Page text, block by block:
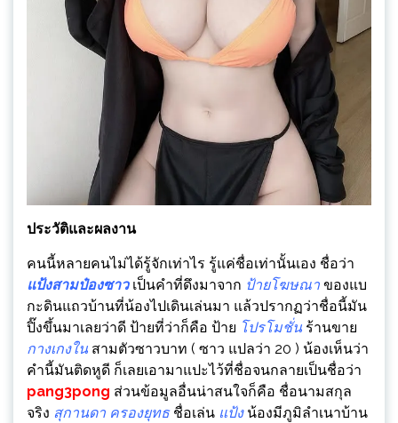
ประวัติและผลงาน
คนนี้หลายคนไม่ได้รู้จักเท่าไร รู้แค่ชื่อเท่านั้นเอง ชื่อว่า
แป้งสามป๋องซาวเป็นคำที่ดึงมาจาก ป้ายโฆษณา ของแบ
กะดินแถวบ้านที่น้องไปเดินเล่นมา แล้วปรากฏว่าชื่อนี้มัน
ปิ๊งขึ้นมาเลยว่าดี ป้ายที่ว่าก็คือ ป้าย โปรโมชั่น ร้านขาย
กางเกงใน สามตัวซาวบาท ( ซาว แปลว่า 20 ) น้องเห็นว่า
คำนี้มันติดหูดี ก็เลยเอามาแปะไว้ที่ชื่อจนกลายเป็นชื่อว่า
pang3pong ส่วนข้อมูลอื่นน่าสนใจก็คือ ชื่อนามสกุล
จริง สุกานดา ครองยุทธชื่อเล่น แป้งน้องมีภูมิลำเนาบ้าน